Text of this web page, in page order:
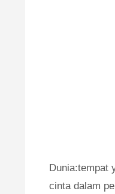
Dunia:tempat
cinta dalam